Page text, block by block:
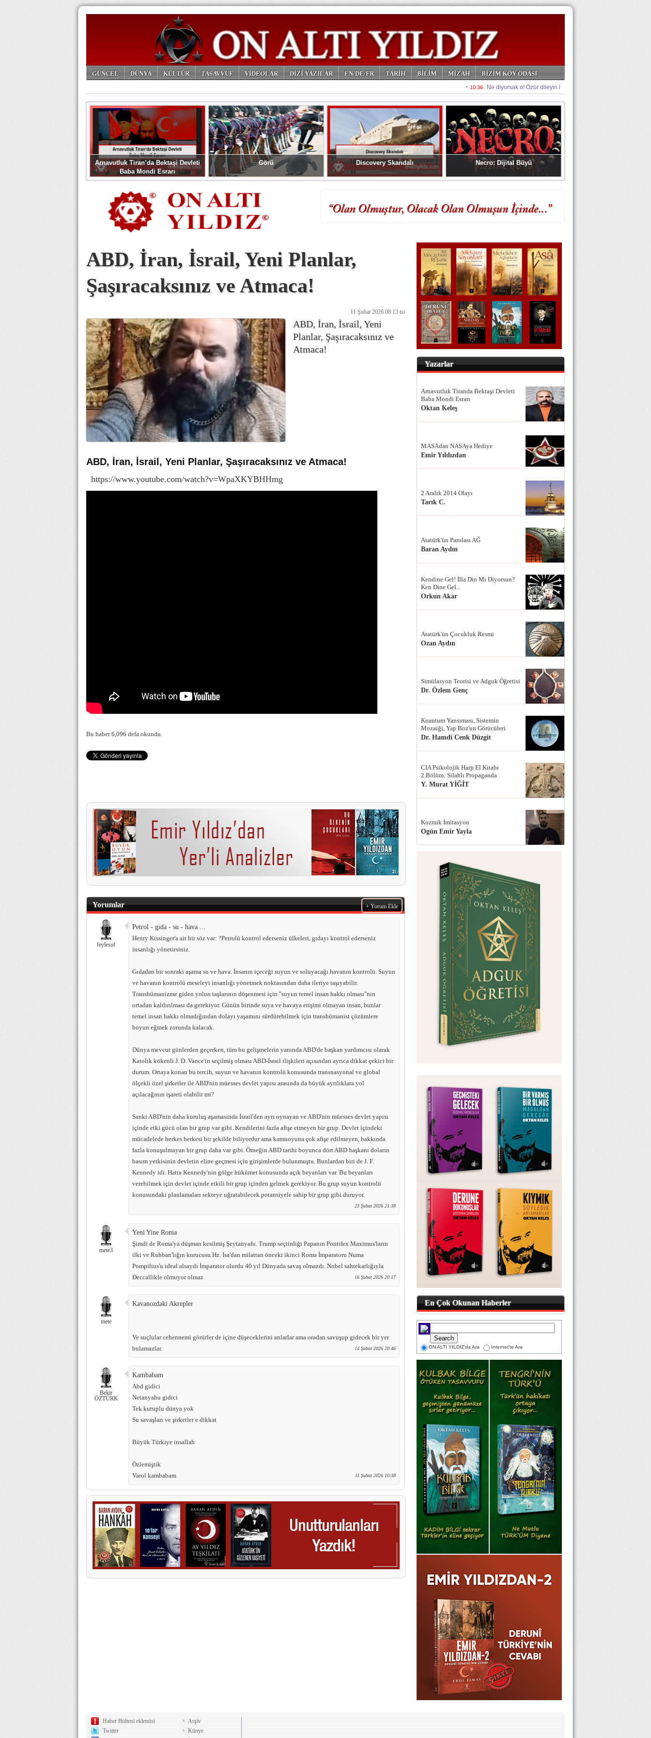
GÜNCEL DÜNYA KÜLTÜR TASAVVUF VİDEOLAR DİZİ YAZILAR EN/DE/FR TARİH BİLİM MİZAH
BİZİM KÖY ODASI
Arnavutluk Tiran’da Bektaşi Devleti
Baba Mondi Esrarı
Görü Discovery Skandalı Necro: Dijital Büyü
ABD, İran, İsrail, Yeni Planlar,
Şaşıracaksınız ve Atmaca!
11 Şubat 2026 08:13 tsi
ABD, İran, İsrail, Yeni
Planlar, Şaşıracaksınız ve
Atmaca!
ABD, İran, İsrail, Yeni Planlar, Şaşıracaksınız ve Atmaca!
https://www.youtube.com/watch?v=WpaXKYBHHmg
Bu haber 6,096 defa okundu.
Yorumlar + Yorum Ekle
feylesof
Petrol - gıda - su - hava ...
Henry Kissinger'a ait bir söz var: ?Petrolü kontrol ederseniz ülkeleri, gıdayı kontrol ederseniz
insanlığı yönetirsiniz.
Gıdadan bir sonraki aşama su ve hava. İnsanın içeceği suyun ve soluyacağı havanın kontrolü. Suyun
ve havanın kontrolü meseleyi insanlığı yönetmek noktasından daha ileriye taşıyabilir.
Transhümanizme giden yolun taşlarının döşenmesi için "suyun temel insan hakkı olması"nın
ortadan kaldırılması da gerekiyor. Günün birinde suya ve havaya erişimi olmayan insan, bunlar
temel insan hakkı olmadığından dolayı yaşamını sürdürebilmek için transhümanist çözümlere
boyun eğmek zorunda kalacak.
Dünya mevcut günlerden geçerken, tüm bu gelişmelerin yanında ABD'de başkan yardımcısı olarak
Katolik kökenli J. D. Vance'in seçilmiş olması ABD-İsrail ilişkileri açısından ayrıca dikkat çekici bir
durum. Ortaya konan bu tercih, suyun ve havanın kontrolü konusunda transnasyonal ve global
ölçekli özel şirketler ile ABD'nin müesses devlet yapısı arasında da büyük ayrılıklara yol
açılacağının işareti olabilir mi?
Sanki ABD'nin daha kuruluş aşamasında İsrail'den ayrı oynayan ve ABD'nin müesses devlet yapısı
içinde etki gücü olan bir grup var gibi. Kendilerini fazla afişe etmeyen bir grup. Devlet içindeki
mücadelede herkes herkesi bir şekilde biliyordur ama kamuoyuna çok afişe edilmeyen, hakkında
fazla konuşulmayan bir grup daha var gibi. Örneğin ABD tarihi boyunca dört ABD başkanı doların
basım yetkisinin devletin eline geçmesi için girişimlerde bulunmuştu. Bunlardan biri de J. F.
Kennedy idi. Hatta Kennedy'nin gölge hükümet konusunda açık beyanları var. Bu beyanları
verebilmek için devlet içinde etkili bir grup içinden gelmek gerekiyor. Bu grup suyun kontrolü
konusundaki planlamaları sekteye uğratabilecek potansiyele sahip bir grup gibi duruyor.
23 Şubat 2026 21:38
mete3
Yeni Yine Roma
Şimdi de Roma'ya düşman kesilmiş Şeytanyafu. Trump seçtirdiği Papanın Pontifex Maximus'ların
ilki ve Ruhban'lığın kurucusu Hz. Isa'dan milattan önceki ikinci Roma İmparatoru Numa
Pompilius'u ideal alsaydı İmparator olurdu 40 yıl Dünyada savaş olmazdı. Nobel sahtekarlığıyla
Deccallikle olmuyor olmaz
16 Şubat 2026 20:17
mete
Kavanozdaki Akrepler
Ve suçlular cehennemi görürler de içine düşeceklerini anlarlar ama oradan savuşup gidecek bir yer
bulamazlar.
14 Şubat 2026 20:46
Bekir
ÖZTÜRK
Kambabam
Abd gidici
Netanyahu gidici
Tek kutuplu dünya yok
Su savaşları ve şirketler e dikkat
Büyük Türkiye insallah
Özlemiştik
Varol kambabam
11 Şubat 2026 10:38
Yazarlar
Arnavutluk Tiranda Bektaşi Devleti
Baba Mondi Esrarı
Oktan Keleş
MASAdan NASAya Hediye
Emir Yıldızdan
2 Aralık 2014 Olayı
Tarık C.
Atatürk'ün Parolası AĞ
Baran Aydın
Kendine Gel! İlla Din Mi Diyorsun?
Ken Dine Gel...
Orkun Akar
Atatürk'ün Çocukluk Resmi
Ozan Aydın
Simülasyon Teorisi ve Adguk Öğretisi
Dr. Özlem Genç
Kuantum Yansıması, Sistemin
Mozaiği, Yap Boz'un Görücüleri
Dr. Hamdi Cenk Düzgit
CIA Psikolojik Harp El Kitabı
2.Bölüm: Silahlı Propaganda
Y. Murat YİĞİT
Kozmik İmitasyon
Ogün Emir Yayla
En Çok Okunan Haberler
ON ALTI YILDIZ'da Ara Internet'te Ara
Haber Bülteni eklentisi
Twitter
Arşiv
Künye